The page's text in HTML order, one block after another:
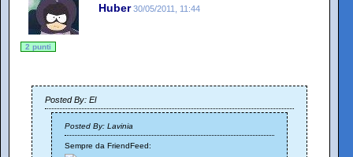
Huber 30/05/2011, 11:44
2 punti
Posted By: El
Posted By: Lavinia
Sempre da FriendFeed: